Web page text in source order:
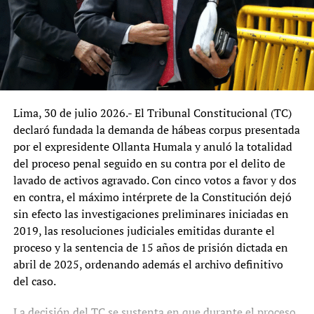
cuestiona al Estado en foro
sobre víctimas de la violencia
política
En el marco del Foro Nacional “Avances en las
políticas de Reparación y el acceso a la Justicia
para víctimas y afectados por la violencia
política”, realizado en la sala Alberto Andrade…
TEMAS RELACIONADOS: AREQUIPA
CRIMEN ORGANIZADO
ESTADO DE EMERGENCIA
INSEGURIDAD CIUDADANA VRAEM
Cusco en alerta: convocan paro macro regional por el gas
mientras muertes y emergencias golpean al turismo
NO TE LO PIERDAS:
Friaje y heladas golpean al sur del Perú: temperaturas bajo
cero ponen en alerta a miles de familias y amenazan al
ganado
plantea nuevos cuestionamientos sobre los estándares
de seguridad de los vuelos turísticos y podría afectar
temporalmente la confianza de visitantes nacionales y
extranjeros en uno de los principales destinos turísticos
Lima, 30 de julio 2026.- El Tribunal Constitucional (TC)
declaró fundada la demanda de hábeas corpus presentada
por el expresidente Ollanta Humala y anuló la totalidad
del proceso penal seguido en su contra por el delito de
lavado de activos agravado. Con cinco votos a favor y dos
en contra, el máximo intérprete de la Constitución dejó
sin efecto las investigaciones preliminares iniciadas en
2019, las resoluciones judiciales emitidas durante el
proceso y la sentencia de 15 años de prisión dictada en
abril de 2025, ordenando además el archivo definitivo
del caso.